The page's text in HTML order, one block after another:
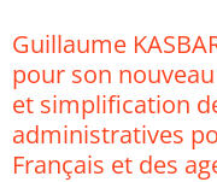
Guillaume
pour son
et simplification
administratives
Français et des